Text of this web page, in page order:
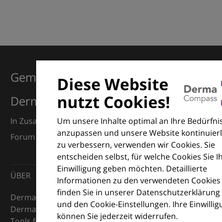
Diese Website
nutzt Cookies!
Um unsere Inhalte optimal an Ihre
anzupassen und unsere Website
zu verbessern, verwenden wir Cookies. Sie
entscheiden selbst, für welche Cookies Sie
Einwilligung geben möchten. Detaillierte
Informationen zu den verwendeten Cookies
finden Sie in unserer Datenschutzerklärung
und den Cookie-Einstellungen. Ihre
können Sie jederzeit widerrufen.
Gemeinsam für Exzellenz in der
Dermatologie
In Zusammenarbeit mit dem European Dermatology
Forum (EDF) und Euroderm Excellence
ÜBER
DermaCompass ist Ihr digitaler Kompass für die
Dermatologie – mit Wissen, Bildern und praktischen